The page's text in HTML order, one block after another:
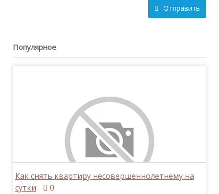
Отправить
Популярное
Как снять квартиру несовершеннолетнему на
сутки
0